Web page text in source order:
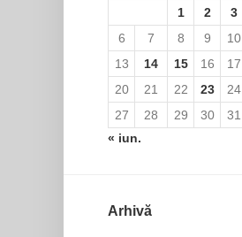
1
2 3
6
7 8 9 10
13
14 15 16 17
20
21 22 23 24
27
28 29 30
31
« iun.
Arhivă